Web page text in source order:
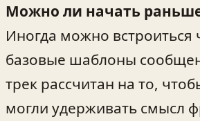
Можно ли начать раньше
Иногда можно встроиться
базовые шаблоны
трек рассчитан на то,
могли удерживать смысл